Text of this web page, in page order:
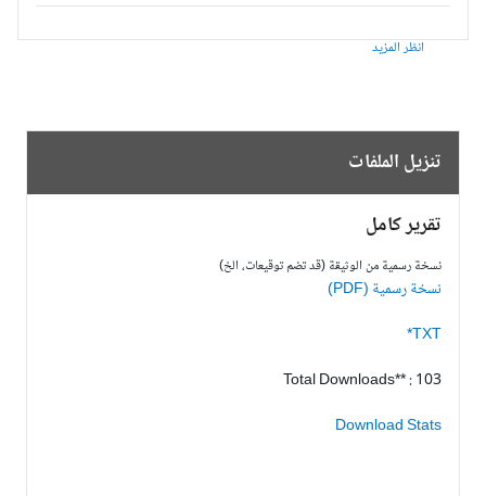
انظر المزيد
تنزيل الملفات
تقرير كامل
نسخة رسمية من الوثيقة (قد تضم توقيعات، الخ)
نسخة رسمية (PDF)
TXT*
Total Downloads** : 103
Download Stats